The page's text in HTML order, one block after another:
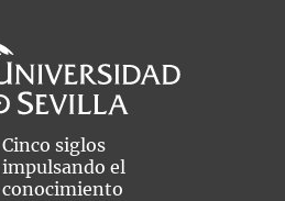
Cinco siglos
impulsando el
conocimiento